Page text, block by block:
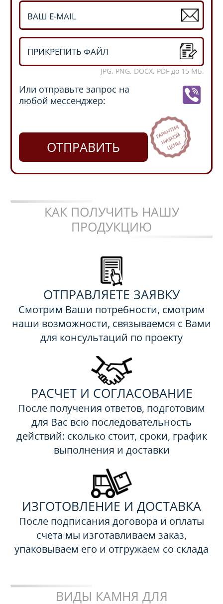
ПРИКРЕПИТЬ ФАЙЛ
JPG, PNG, DOCX, PDF до 15 МБ.
Или отправьте запрос на
любой мессенджер:
ОТПРАВИТЬ
КАК ПОЛУЧИТЬ НАШУ
ПРОДУКЦИЮ
ОТПРАВЛЯЕТЕ ЗАЯВКУ
Смотрим Ваши потребности, смотрим
наши возможности, связываемся с Вами
для консультаций по проекту
РАСЧЕТ И СОГЛАСОВАНИЕ
После получения ответов, подготовим
для Вас всю последовательность
действий: сколько стоит, сроки, график
выполнения и доставки
ИЗГОТОВЛЕНИЕ И ДОСТАВКА
После подписания договора и оплаты
счета мы изготавливаем заказ,
упаковываем его и отгружаем со склада
ВИДЫ КАМНЯ ДЛЯ